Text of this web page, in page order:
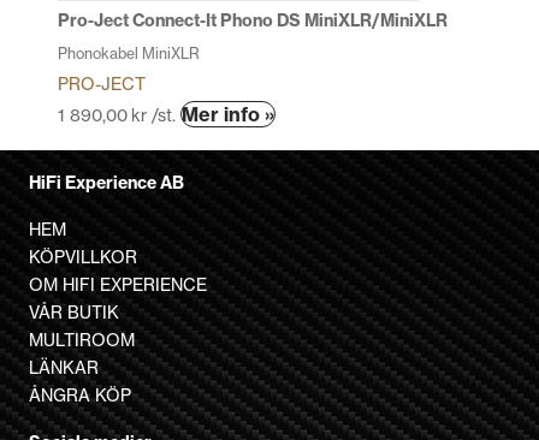
produktsidan
Pro-Ject Connect-It Phono DS MiniXLR/MiniXLR
Phonokabel MiniXLR
PRO-JECT
1 890,00 kr /st. Mer info »Den
varianter.
De
olika
alternativen
kan
väljas
på
HiFi Experience AB
HEM
KÖPVILLKOR
OM HIFI EXPERIENCE
VÅR BUTIK
MULTIROOM
LÄNKAR
ÅNGRA KÖP